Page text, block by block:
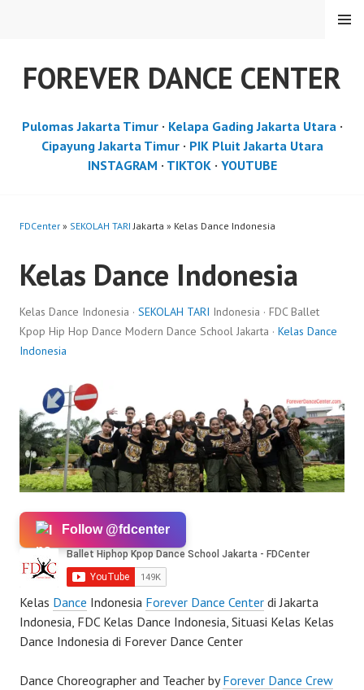
FOREVER DANCE CENTER
MENU
Pulomas Jakarta Timur· Kelapa Gading Jakarta Utara·
Cipayung Jakarta Timur· PIK Pluit Jakarta Utara
INSTAGRAM · TIKTOK· YOUTUBE
FDCenter » SEKOLAH TARI Jakarta » Kelas Dance Indonesia
Kelas Dance Indonesia
Kelas Dance Indonesia · SEKOLAH TARI Indonesia · FDC Ballet
Kpop Hip Hop Dance Modern Dance School Jakarta · Kelas Dance
Indonesia
Follow @fdcenter
Kelas Dance Indonesia Forever Dance Center di Jakarta
Indonesia, FDC Kelas Dance Indonesia, Situasi Kelas Kelas
Dance Indonesia di Forever Dance Center
Dance Choreographer and Teacher byForever Dance Crew